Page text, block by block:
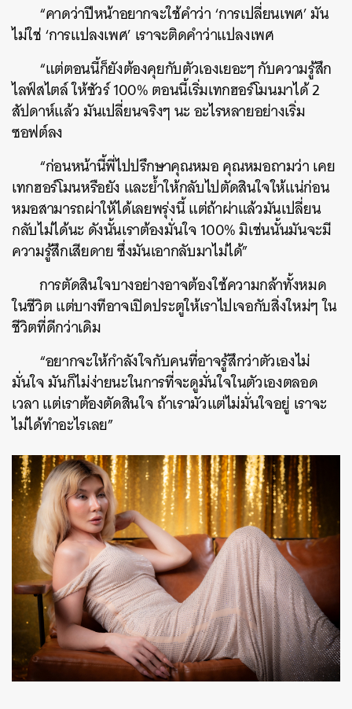
“คาดว่าปีหน้าอยากจะใช้คำว่า ‘การเปลี่ยนเพศ’ มัน
ไม่ใช่ ‘การแปลงเพศ’ เราจะติดคำว่าแปลงเพศ
“แต่ตอนนี้ก็ยังต้องคุยกับตัวเองเยอะๆ กับความรู้สึก
ไลฟ์สไตล์ ให้ชัวร์ 100% ตอนนี้เริ่มเทกฮอร์โมนมาได้ 2
สัปดาห์แล้ว มันเปลี่ยนจริงๆ นะ อะไรหลายอย่างเริ่ม
ซอฟต์ลง
“ก่อนหน้านี้พี่ไปปรึกษาคุณหมอ คุณหมอถามว่า เคย
เทกฮอร์โมนหรือยัง และย้ำให้กลับไปตัดสินใจให้แน่ก่อน
หมอสามารถผ่าให้ได้เลยพรุ่งนี้ แต่ถ้าผ่าแล้วมันเปลี่ยน
กลับไม่ได้นะ ดังนั้นเราต้องมั่นใจ 100% มิเช่นนั้นมันจะมี
ความรู้สึกเสียดาย ซึ่งมันเอากลับมาไม่ได้”
การตัดสินใจบางอย่างอาจต้องใช้ความกล้าทั้งหมด
ในชีวิต แต่บางทีอาจเปิดประตูให้เราไปเจอกับสิ่งใหม่ๆ ใน
ชีวิตที่ดีกว่าเดิม
“อยากจะให้กำลังใจกับคนที่อาจรู้สึกว่าตัวเองไม่
มั่นใจ มันก็ไม่ง่ายนะในการที่จะดูมั่นใจในตัวเองตลอด
เวลา แต่เราต้องตัดสินใจ ถ้าเรามัวแต่ไม่มั่นใจอยู่ เราจะ
ไม่ได้ทำอะไรเลย”
ค้นหา
SHARE TWEET LINE EMAIL